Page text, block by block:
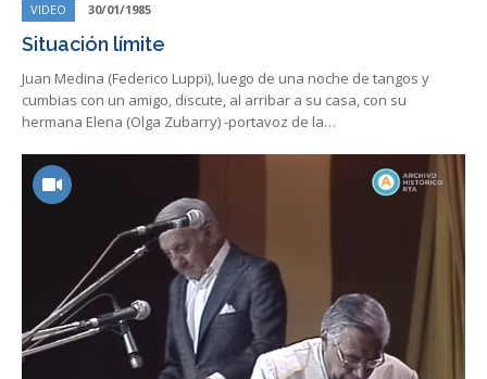
VIDEO 30/01/1985
Situación límite
Juan Medina (Federico Luppi), luego de una noche de tangos y
cumbias con un amigo, discute, al arribar a su casa, con su
hermana Elena (Olga Zubarry) -portavoz de la…